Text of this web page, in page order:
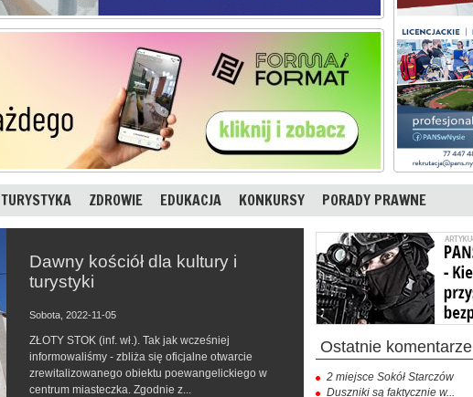
TURYSTYKA ZDROWIE EDUKACJA KONKURSY PORADY PRAWNE
Dawny kościół dla kultury i
turystyki
Sobota, 2022-11-05
ZŁOTY STOK (inf. wł.). Tak jak wcześniej
informowaliśmy - zbliża się oficjalne otwarcie
zrewitalizowanego obiektu poewangelickiego w
centrum miasteczka. Zgodnie z...
ostatnie komentarze
2 miejsce Sokół Starczów
Duszniki są faktycznie w...